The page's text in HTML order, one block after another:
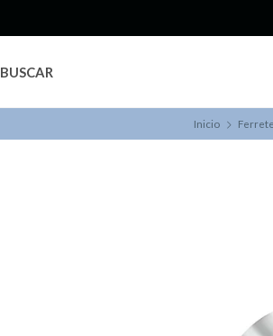
BUSCAR
Inicio